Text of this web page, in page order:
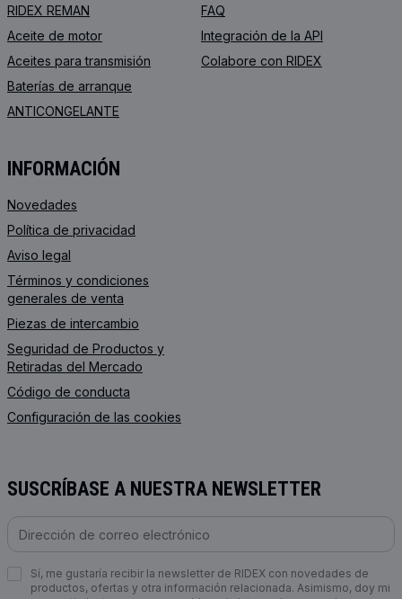
RIDEX REMAN
Aceite de motor
Aceites para transmisión
Baterías de arranque
ANTICONGELANTE
FAQ
Integración de la API
Colabore con RIDEX
INFORMACIÓN
Novedades
Política de privacidad
Aviso legal
Términos y condiciones
generales de venta
Piezas de intercambio
Seguridad de Productos y
Retiradas del Mercado
Código de conducta
Configuración de las cookies
SUSCRÍBASE A NUESTRA NEWSLETTER
Sí, me gustaría recibir la newsletter de RIDEX con novedades de
productos, ofertas y otra información relacionada. Asimismo, doy mi